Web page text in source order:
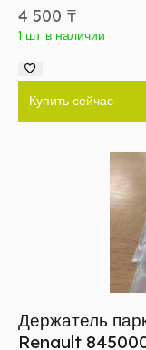
4 500 ₸
1 шт в наличии
Купить сейчас
Держатель
Renault